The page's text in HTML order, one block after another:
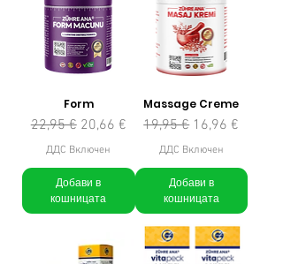
Form
Редовна цена
22,95 € Продажна цена
20,66 €
ДДС Включен
Добави в
кошницата
Massage Creme
Редовна цена
19,95 € Продажна цена
16,96 €
ДДС Включен
Добави в
кошницата